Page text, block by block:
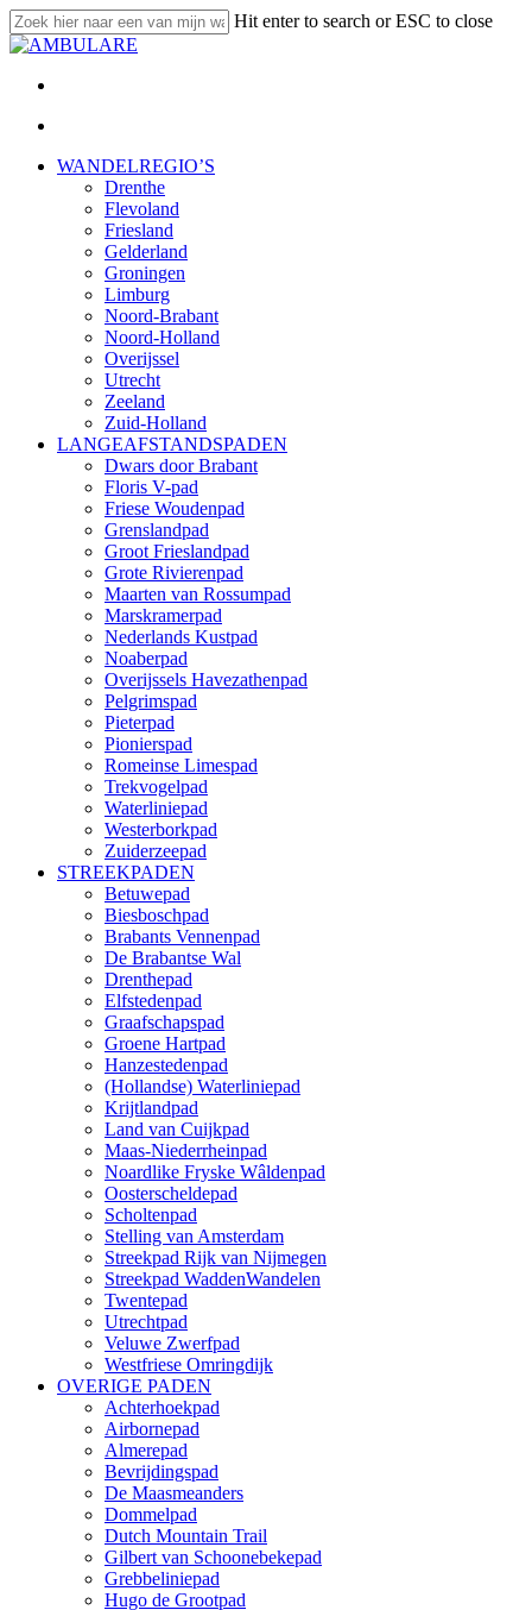
Skip
to
content
Hit enter to search or ESC to close
Close
Menu
search
Menu
WANDELREGIO’S
Drenthe
Flevoland
Friesland
Gelderland
Groningen
Limburg
Noord-Brabant
Noord-Holland
Overijssel
Utrecht
Zeeland
Zuid-Holland
LANGEAFSTANDSPADEN
Dwars door Brabant
Floris V-pad
Friese Woudenpad
Grenslandpad
Groot Frieslandpad
Grote Rivierenpad
Maarten van Rossumpad
Marskramerpad
Nederlands Kustpad
Noaberpad
Overijssels Havezathenpad
Pelgrimspad
Pieterpad
Pionierspad
Romeinse Limespad
Trekvogelpad
Waterliniepad
Westerborkpad
Zuiderzeepad
STREEKPADEN
Betuwepad
Biesboschpad
Brabants Vennenpad
De Brabantse Wal
Drenthepad
Elfstedenpad
Graafschapspad
Groene Hartpad
Hanzestedenpad
(Hollandse) Waterliniepad
Krijtlandpad
Land van Cuijkpad
Maas-Niederrheinpad
Noardlike Fryske Wâldenpad
Oosterscheldepad
Scholtenpad
Stelling van Amsterdam
Streekpad Rijk van Nijmegen
Streekpad WaddenWandelen
Twentepad
Utrechtpad
Veluwe Zwerfpad
Westfriese Omringdijk
OVERIGE PADEN
Achterhoekpad
Airbornepad
Almerepad
Bevrijdingspad
De Maasmeanders
Dommelpad
Dutch Mountain Trail
Gilbert van Schoonebekepad
Grebbeliniepad
Hugo de Grootpad